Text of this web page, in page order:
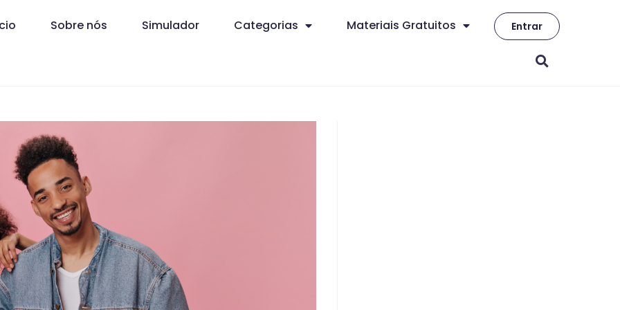
Sobre nós Simulador Categorias Materiais Gratuitos Entrar